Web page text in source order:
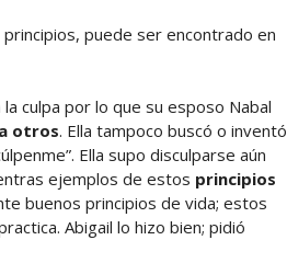
puede ser encontrado en
culpa por lo que su esposo Nabal
otros. Ella tampoco buscó o inventó
Ella supo disculparse aún
ejemplos de estos principios
buenos principios de vida; estos
Abigail lo hizo bien; pidió